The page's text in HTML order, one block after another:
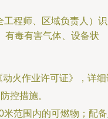
工程师、区域负责人）
有毒有害气体、设备状
火作业许可证》，详细
控措施。
米范围内的可燃物；配